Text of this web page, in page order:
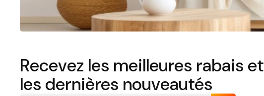
Recevez les meilleures rabais et
les dernières nouveautés